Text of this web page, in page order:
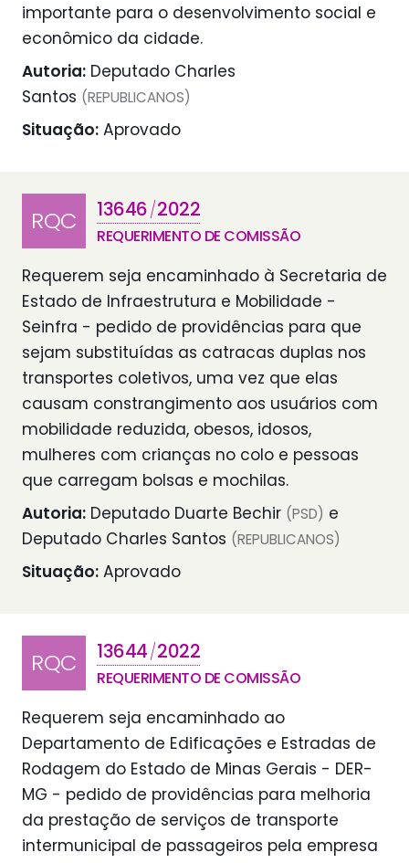
importante para o desenvolvimento social e
econômico da cidade.
Autoria: Deputado Charles
Santos (REPUBLICANOS)
Situação: Aprovado
RQC 13646/2022
REQUERIMENTO DE COMISSÃO
Requerem seja encaminhado à Secretaria de
Estado de Infraestrutura e Mobilidade -
Seinfra - pedido de providências para que
sejam substituídas as catracas duplas nos
transportes coletivos, uma vez que elas
causam constrangimento aos usuários com
mobilidade reduzida, obesos, idosos,
mulheres com crianças no colo e pessoas
que carregam bolsas e mochilas.
Autoria: Deputado Duarte Bechir (PSD) e
Deputado Charles Santos (REPUBLICANOS)
Situação: Aprovado
RQC 13644/2022
REQUERIMENTO DE COMISSÃO
Requerem seja encaminhado ao
Departamento de Edificações e Estradas de
Rodagem do Estado de Minas Gerais - DER-
MG - pedido de providências para melhoria
da prestação de serviços de transporte
intermunicipal de passageiros pela empresa